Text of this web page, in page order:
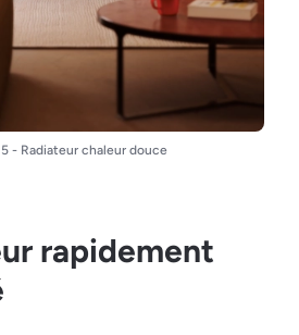
- Radiateur chaleur douce
rapidement